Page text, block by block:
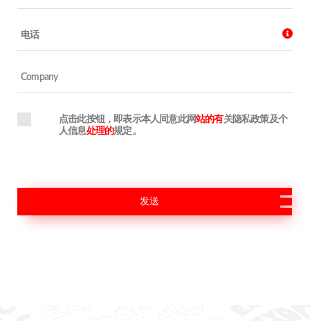
发送
点击此按钮，即表示本人同意此网站的有关隐私政策及个
人信息处理的规定。